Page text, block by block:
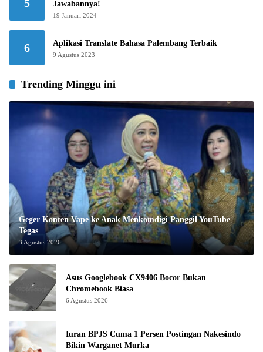
5 Jawabannya!
19 Januari 2024
6 Aplikasi Translate Bahasa Palembang Terbaik
9 Agustus 2023
Trending Minggu ini
Geger Konten Vape ke Anak Menkomdigi Panggil YouTube
Tegas
3 Agustus 2026
Asus Googlebook CX9406 Bocor Bukan
Chromebook Biasa
6 Agustus 2026
Iuran BPJS Cuma 1 Persen Postingan Nakesindo
Bikin Warganet Murka